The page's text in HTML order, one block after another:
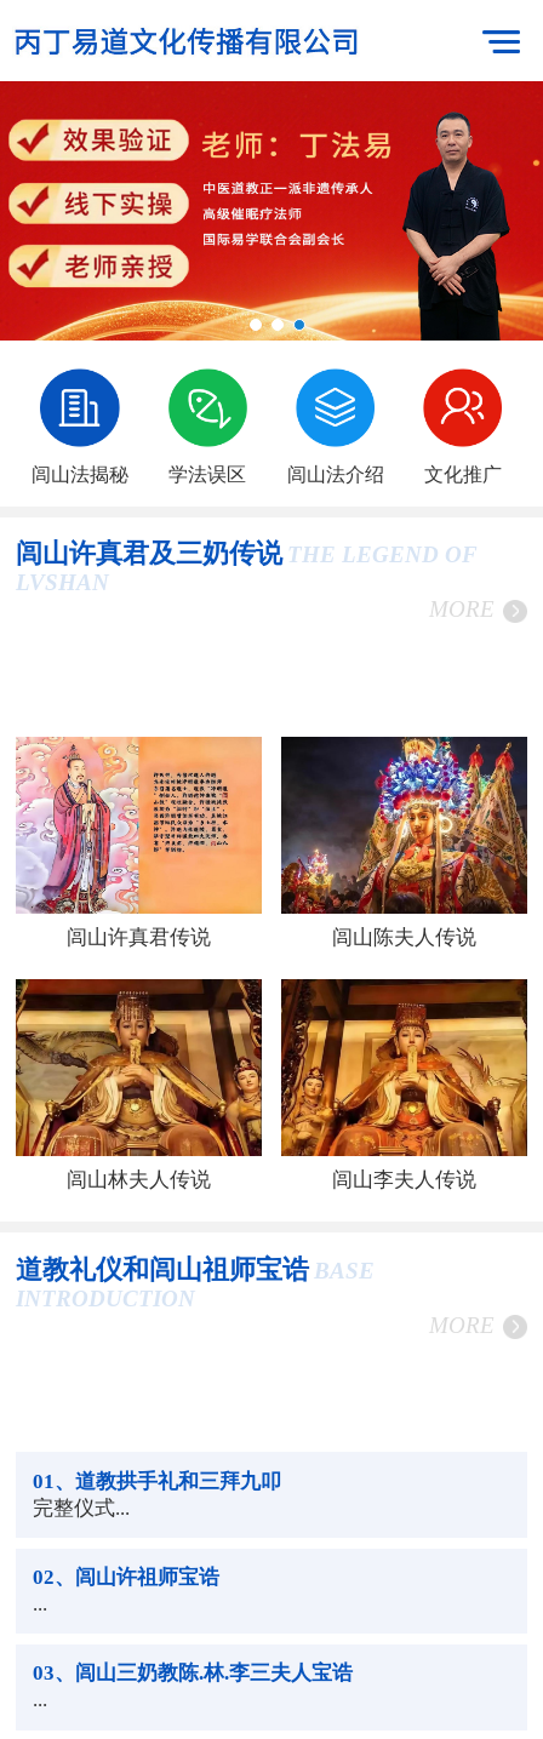
闾山法揭秘 学法误区 闾山法介绍 文化推广
闾山许真君及三奶传说 THE LEGEND OF
LVSHAN
MORE
闾山许真君传说 闾山陈夫人传说
闾山林夫人传说 闾山李夫人传说
道教礼仪和闾山祖师宝诰 BASE
INTRODUCTION
MORE
01 、道教拱手礼和三拜九叩
完整仪式...
02、闾山许祖师宝诰
...
03、闾山三奶教陈.林.李三夫人宝诰
...